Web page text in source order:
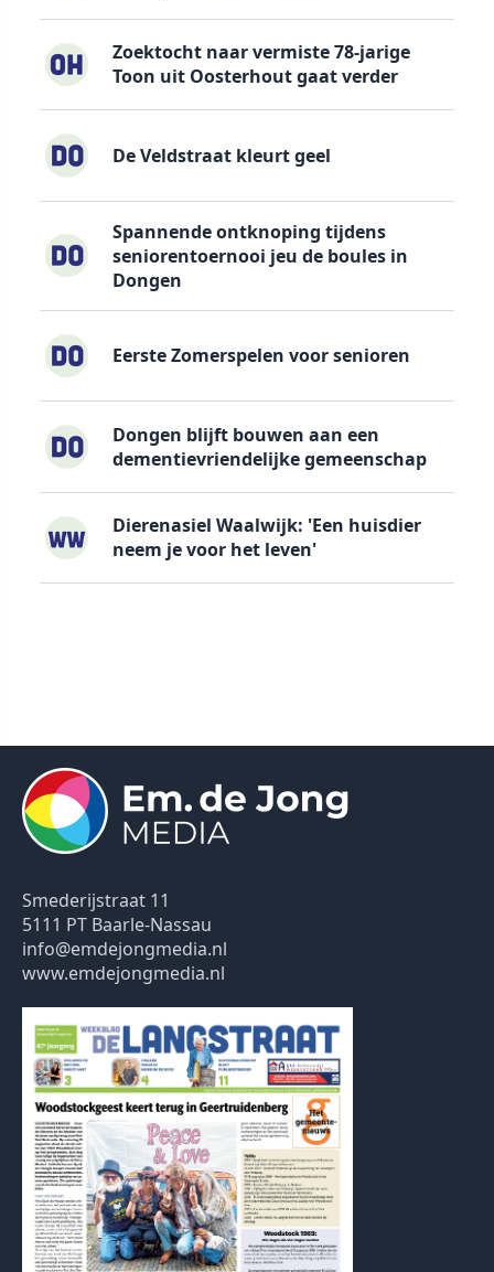
Zoektocht naar vermiste 78-jarige
Toon uit Oosterhout gaat verder
De Veldstraat kleurt geel
Spannende ontknoping tijdens
seniorentoernooi jeu de boules in
Dongen
Eerste Zomerspelen voor senioren
Dongen blijft bouwen aan een
dementievriendelijke gemeenschap
Dierenasiel Waalwijk: 'Een huisdier
neem je voor het leven'
Smederijstraat 11
5111 PT Baarle-Nassau
info@emdejongmedia.nl
www.emdejongmedia.nl